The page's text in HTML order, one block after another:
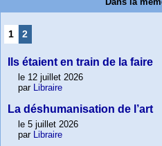
1 2
Ils étaient en train de la faire
le 12 juillet 2026
par Libraire
La déshumanisation de l’art
le 5 juillet 2026
par Libraire